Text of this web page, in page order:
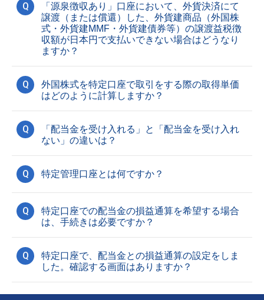
Q
「源泉徴収あり」口座において、外貨決済にて
譲渡（または償還）した、外貨建商品（外国株
式・外貨建MMF・外貨建債券等）の譲渡益税徴
収額が日本円で支払いできない場合はどうなり
ますか？
Q
外国株式を特定口座で取引をする際の取得単価
はどのように計算しますか？
Q
「配当金を受け入れる」と「配当金を受け入れ
ない」の違いは？
Q 特定管理口座とは何ですか？
Q
特定口座での配当金の損益通算を希望する場合
は、手続きは必要ですか？
Q
特定口座で、配当金との損益通算の設定をしま
した。確認する画面はありますか？